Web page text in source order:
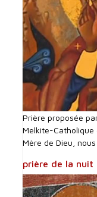
Prière proposée
Melkite-Catholique
Mère de Dieu,
prière de la nuit